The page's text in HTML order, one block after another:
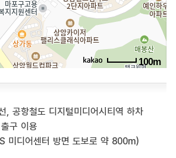
100m
, 공항철도 디지털미디어시티역 하차
구 이용
미디어센터 방면 도보로 약 800m)